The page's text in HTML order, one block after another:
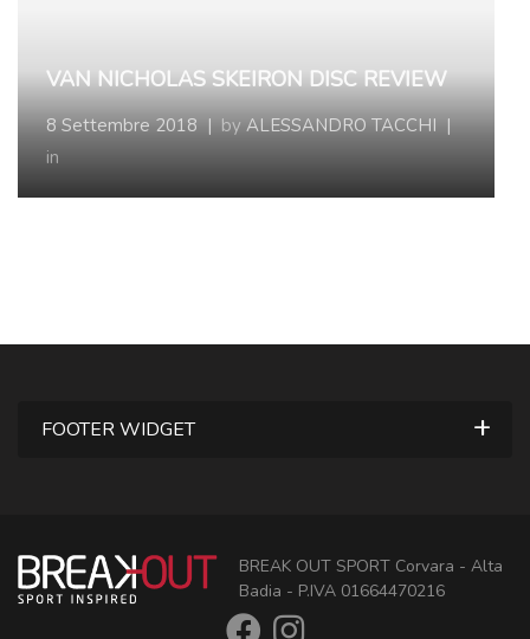
VAN NICHOLAS SKEIRON DISC REVIEW
8 Settembre 2018 | by ALESSANDRO TACCHI |
in
FOOTER WIDGET
BREAK OUT SPORT Corvara - Alta
Badia - P.IVA 01664470216